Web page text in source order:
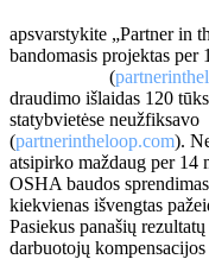
apsvarstykite „Partner in
bandomasis projektas per
(
draudimo išlaidas 120
statybvietėse neužfiksavo
(partnerintheloop.com).
atsipirko maždaug per 14
OSHA baudos
kiekvienas išvengtas
Pasiekus panašių
darbuotojų